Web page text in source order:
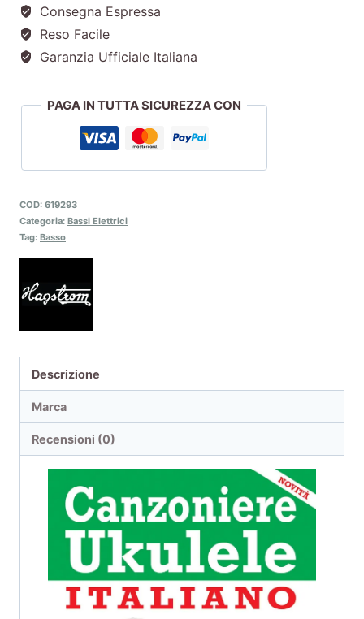
Consegna Espressa
Reso Facile
Garanzia Ufficiale Italiana
PAGA IN TUTTA SICUREZZA CON
COD: 619293
Categoria: Bassi Elettrici
Tag: Basso
Descrizione
Marca
Recensioni (0)